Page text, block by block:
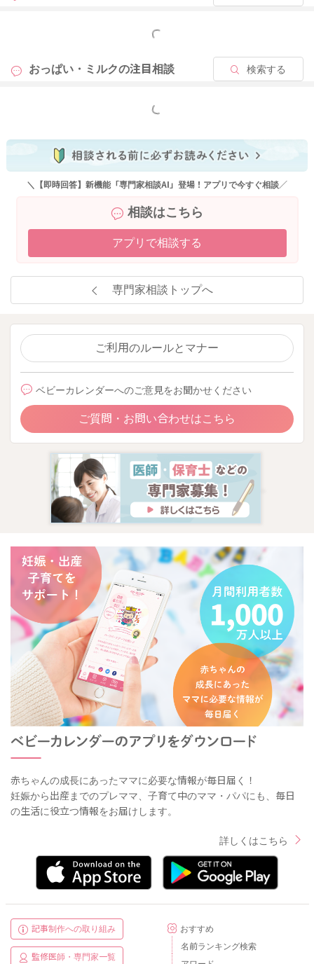
もっと見る
おっぱい・ミルクの注目相談 検索する
もっと見る
＼【即時回答】新機能「専門家相談AI」登場！アプリで今すぐ相談／
相談はこちら
アプリで相談する
専門家相談トップへ
ご利用のルールとマナー
ベビーカレンダーへのご意見をお聞かせください
ご質問・お問い合わせはこちら
赤ちゃんの成長にあったママに必要な情報が毎日届く！
妊娠から出産までのプレママ、子育て中のママ・パパにも、毎日
の生活に役立つ情報をお届けします。
詳しくはこちら
記事制作への取り組み
監修医師・専門家一覧
おすすめ
名前ランキング検索